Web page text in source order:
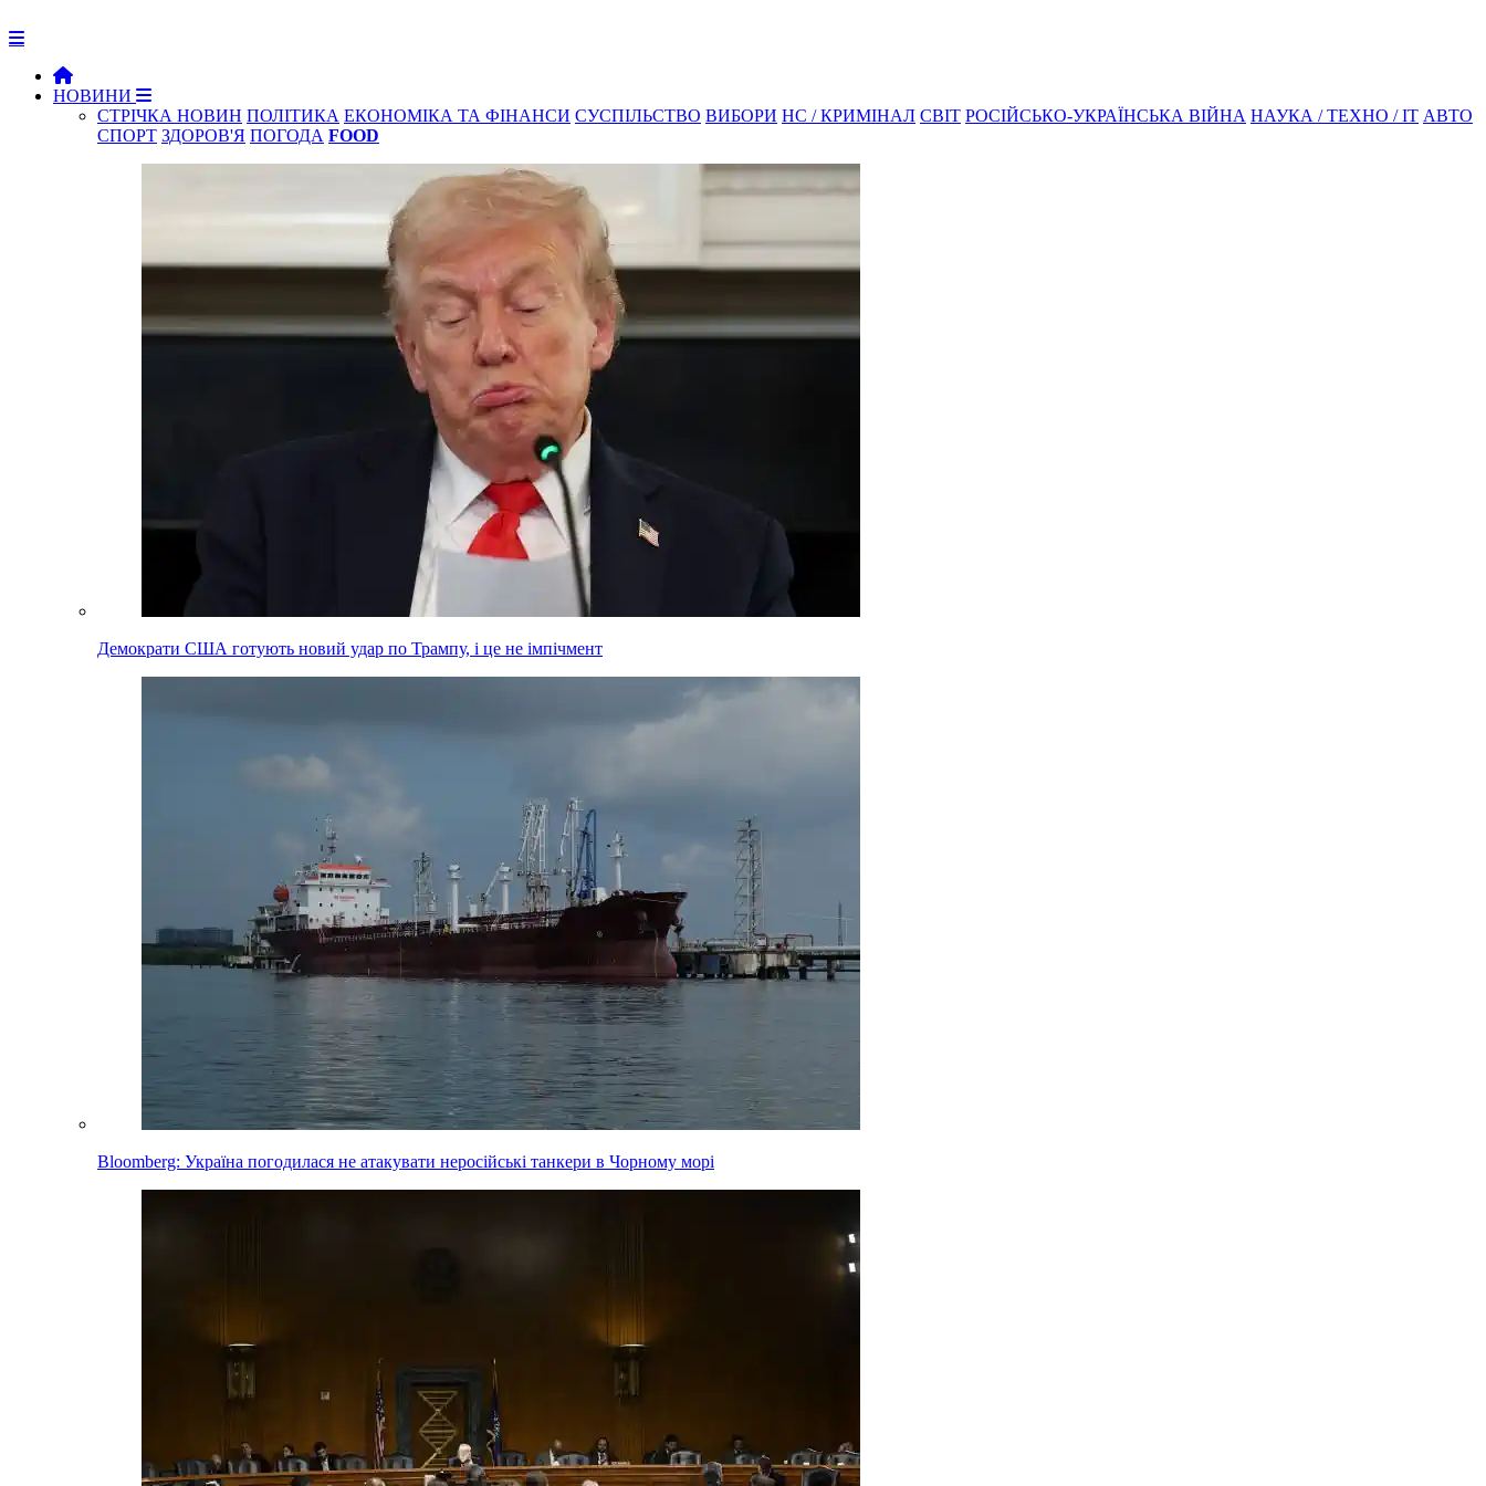
НОВИНИ
СТРІЧКА НОВИН ПОЛІТИКА ЕКОНОМІКА ТА ФІНАНСИ СУСПІЛЬСТВО ВИБОРИ НС / КРИМІНАЛ СВІТ РОСІЙСЬКО-УКРАЇНСЬКА ВІЙНА НАУКА / ТЕХНО / IT АВТО
СПОРТ ЗДОРОВ'Я ПОГОДА FOOD
Демократи США готують новий удар по Трампу, і це не імпічмент
Bloomberg: Україна погодилася не атакувати неросійські танкери в Чорному морі